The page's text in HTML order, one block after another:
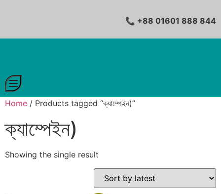
📞 +88 01601 888 844
Home / Products tagged “ক্যাম্পেইন)”
ক্যাম্পেইন)
Showing the single result